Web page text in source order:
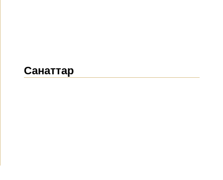
Санаттар